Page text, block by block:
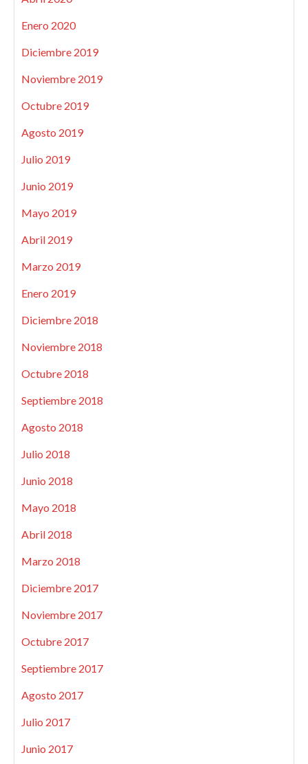
Enero 2020
Diciembre 2019
Noviembre 2019
Octubre 2019
Agosto 2019
Julio 2019
Junio 2019
Mayo 2019
Abril 2019
Marzo 2019
Enero 2019
Diciembre 2018
Noviembre 2018
Octubre 2018
Septiembre 2018
Agosto 2018
Julio 2018
Junio 2018
Mayo 2018
Abril 2018
Marzo 2018
Diciembre 2017
Noviembre 2017
Octubre 2017
Septiembre 2017
Agosto 2017
Julio 2017
Junio 2017